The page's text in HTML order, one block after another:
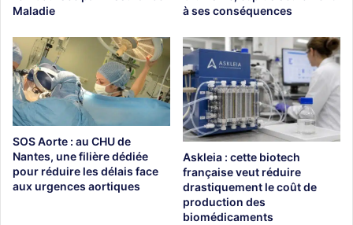
Maladie
à ses conséquences
SOS Aorte : au CHU de
Nantes, une filière dédiée
pour réduire les délais face
aux urgences aortiques
Askleia : cette biotech
française veut réduire
drastiquement le coût de
production des
biomédicaments